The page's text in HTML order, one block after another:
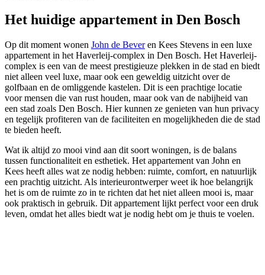
Het huidige appartement in Den Bosch
Op dit moment wonen John de Beveren Kees Stevens in een luxe
appartement in het Haverleij-complex in Den Bosch. Het Haverleij-
complex is een van de meest prestigieuze plekken in de stad en biedt
niet alleen veel luxe, maar ook een geweldig uitzicht over de
golfbaan en de omliggende kastelen. Dit is een prachtige locatie
voor mensen die van rust houden, maar ook van de nabijheid van
een stad zoals Den Bosch. Hier kunnen ze genieten van hun privacy
en tegelijk profiteren van de faciliteiten en mogelijkheden die de stad
te bieden heeft.
Wat ik altijd zo mooi vind aan dit soort woningen, is de balans
tussen functionaliteit en esthetiek. Het appartement van John en
Kees heeft alles wat ze nodig hebben: ruimte, comfort, en natuurlijk
een prachtig uitzicht. Als interieurontwerper weet ik hoe belangrijk
het is om de ruimte zo in te richten dat het niet alleen mooi is, maar
ook praktisch in gebruik. Dit appartement lijkt perfect voor een druk
leven, omdat het alles biedt wat je nodig hebt om je thuis te voelen.